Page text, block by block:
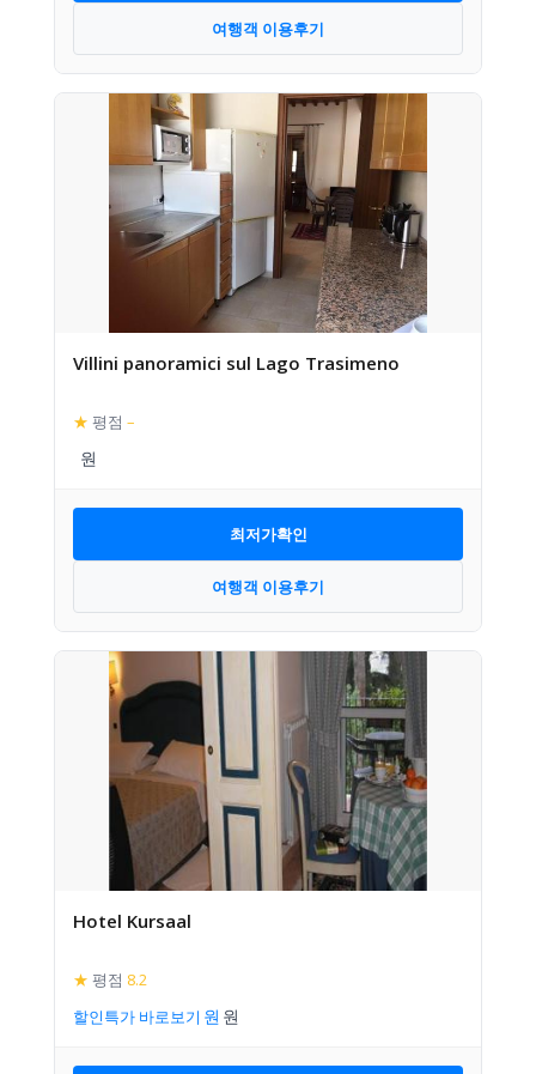
여행객 이용후기
Villini panoramici sul Lago Trasimeno
★ 평점 –
최저가확인
여행객 이용후기
Hotel Kursaal
★ 평점 8.2
할인특가 바로보기